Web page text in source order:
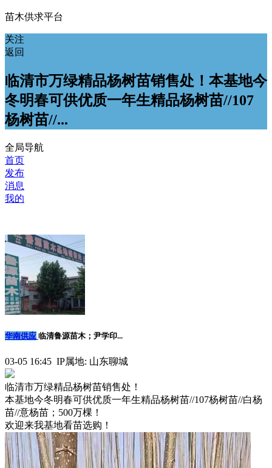
苗木供求平台
关注
返回
临清市万绿精品杨树苗销售处！本基地今
冬明春可供优质一年生精品杨树苗//107
杨树苗//...
全局导航
首页
发布
消息
我的
华南供应 临清鲁源苗木；尹学印...
03-05 16:45 IP属地: 山东聊城
临清市万绿精品杨树苗销售处！
本基地今冬明春可供优质一年生精品杨树苗//107杨树苗//白杨
苗//意杨苗；500万棵！
欢迎来我基地看苗选购！